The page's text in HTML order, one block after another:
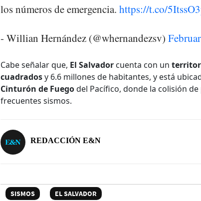
los números de emergencia. https://t.co/
- Willian Hernández (@whernandezsv)
Cabe señalar que, El Salvador cuenta con un
cuadradosy 6.6 millones de habitantes, y está
Cinturón de Fuegodel Pacífico, donde la colisión
frecuentes sismos.
REDACCIÓN E&N
SISMOS EL SALVADOR